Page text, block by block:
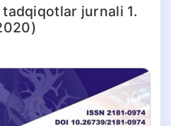
jurnali 1.